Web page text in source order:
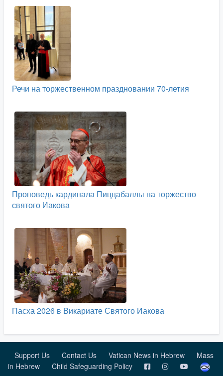
Речи на торжественном праздновании 70-летия
Проповедь кардинала Пиццабаллы на торжество
святого Иакова
Пасха 2026 в Викариате Святого Иакова
Support Us Contact Us Vatican News in Hebrew
Mass
in Hebrew
Child Safeguarding Policy